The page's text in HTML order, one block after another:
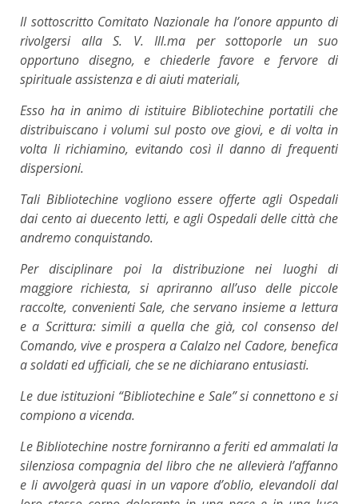
Il sottoscritto Comitato Nazionale ha l’onore appunto di
rivolgersi alla S. V. Ill.ma per sottoporle un suo
opportuno disegno, e chiederle favore e fervore di
spirituale assistenza e di aiuti materiali,
Esso ha in animo di istituire Bibliotechine portatili che
distribuiscano i volumi sul posto ove giovi, e di volta in
volta li richiamino, evitando così il danno di frequenti
dispersioni.
Tali Bibliotechine vogliono essere offerte agli Ospedali
dai cento ai duecento letti, e agli Ospedali delle città che
andremo conquistando.
Per disciplinare poi la distribuzione nei luoghi di
maggiore richiesta, si apriranno all’uso delle piccole
raccolte, convenienti Sale, che servano insieme a lettura
e a Scrittura: simili a quella che già, col consenso del
Comando, vive e prospera a Calalzo nel Cadore, benefica
a soldati ed ufficiali, che se ne dichiarano entusiasti.
Le due istituzioni “Bibliotechine e Sale” si connettono e si
compiono a vicenda.
Le Bibliotechine nostre forniranno a feriti ed ammalati la
silenziosa compagnia del libro che ne allevierà l’affanno
e li avvolgerà quasi in un vapore d’oblio, elevandoli dal